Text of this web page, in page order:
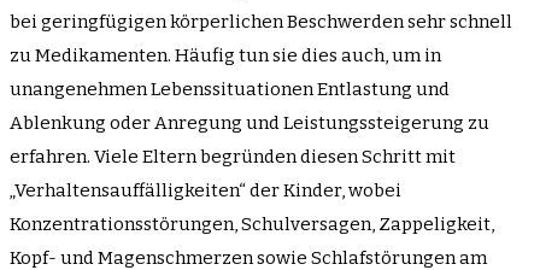
bei geringfügigen körperlichen Beschwerden sehr schnell
zu Medikamenten. Häufig tun sie dies auch, um in
unangenehmen Lebenssituationen Entlastung und
Ablenkung oder Anregung und Leistungssteigerung zu
erfahren. Viele Eltern begründen diesen Schritt mit
„Verhaltensauffälligkeiten“ der Kinder, wobei
Konzentrationsstörungen, Schulversagen, Zappeligkeit,
Kopf- und Magenschmerzen sowie Schlafstörungen am